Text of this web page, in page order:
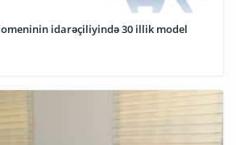
idarəçiliyində 30 illik model